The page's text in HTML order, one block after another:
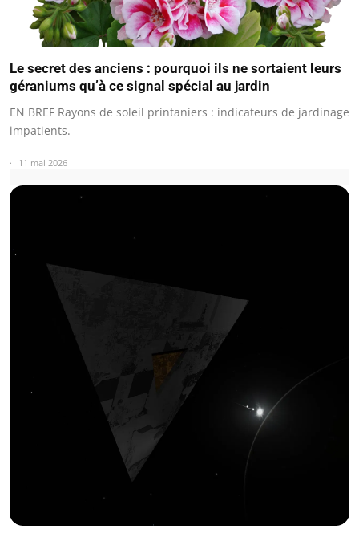
Le secret des anciens : pourquoi ils ne sortaient leurs
géraniums qu’à ce signal spécial au jardin
EN BREF Rayons de soleil printaniers : indicateurs de jardinage
impatients.
11 mai 2026